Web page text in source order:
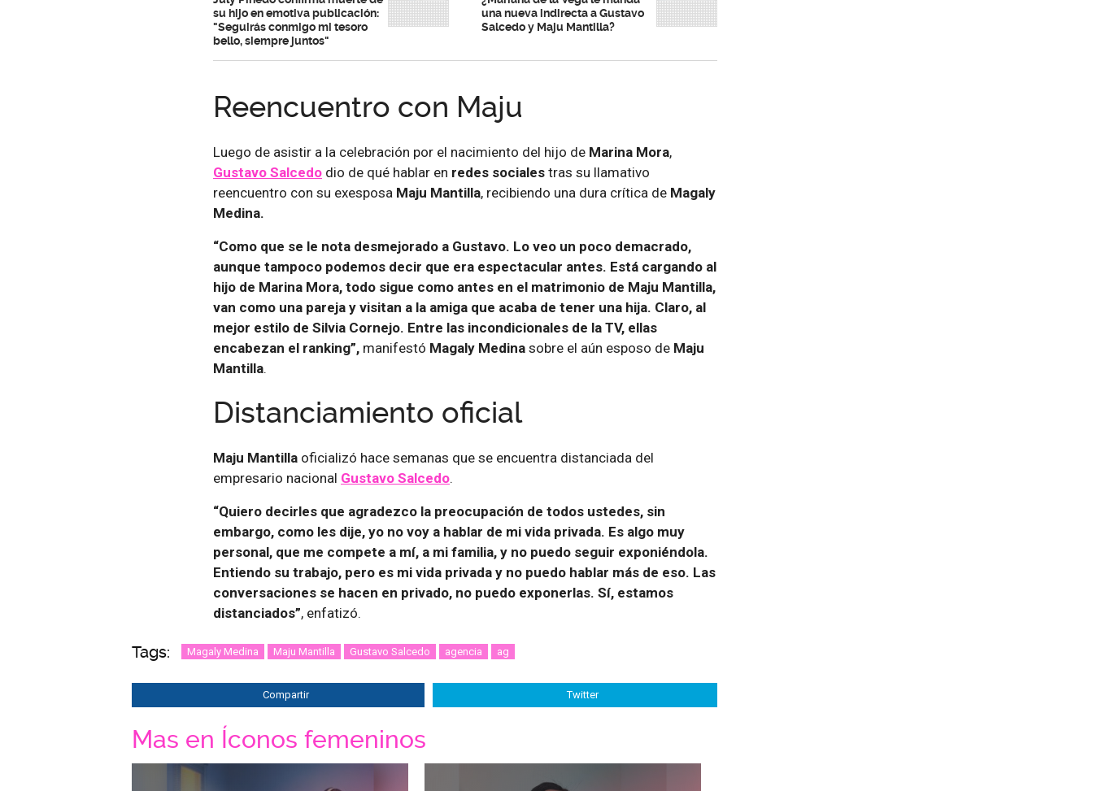
su hijo en emotiva publicación:
"Seguirás conmigo mi tesoro
bello, siempre juntos"
una nueva indirecta a Gustavo
Salcedo y Maju Mantilla?
Reencuentro con Maju
Luego de asistir a la celebración por el nacimiento del hijo de Marina Mora,
Gustavo Salcedo dio de qué hablar en redes sociales tras su llamativo
reencuentro con su exesposa Maju Mantilla, recibiendo una dura crítica de Magaly
Medina.
“Como que se le nota desmejorado a Gustavo. Lo veo un poco demacrado,
aunque tampoco podemos decir que era espectacular antes. Está cargando al
hijo de Marina Mora, todo sigue como antes en el matrimonio de Maju Mantilla,
van como una pareja y visitan a la amiga que acaba de tener una hija. Claro, al
mejor estilo de Silvia Cornejo. Entre las incondicionales de la TV, ellas
encabezan el ranking”, manifestó Magaly Medina sobre el aún esposo de Maju
Mantilla.
Distanciamiento oficial
Maju Mantilla oficializó hace semanas que se encuentra distanciada del
empresario nacional Gustavo Salcedo.
“Quiero decirles que agradezco la preocupación de todos ustedes, sin
embargo, como les dije, yo no voy a hablar de mi vida privada. Es algo muy
personal, que me compete a mí, a mi familia, y no puedo seguir exponiéndola.
Entiendo su trabajo, pero es mi vida privada y no puedo hablar más de eso. Las
conversaciones se hacen en privado, no puedo exponerlas. Sí, estamos
distanciados”, enfatizó.
Tags: Magaly Medina Maju Mantilla Gustavo Salcedo agencia ag
Compartir Twitter
Mas en Íconos femeninos